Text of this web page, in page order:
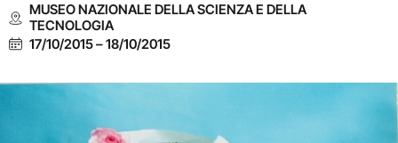
MUSEO NAZIONALE DELLA SCIENZA E DELLA
TECNOLOGIA
17/10/2015–18/10/2015